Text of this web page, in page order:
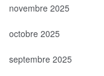
novembre 2025
octobre 2025
septembre 2025